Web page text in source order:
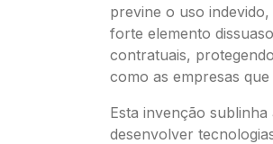
previne o uso
forte elemento
contratuais,
como as empresas
Esta invenção
desenvolver